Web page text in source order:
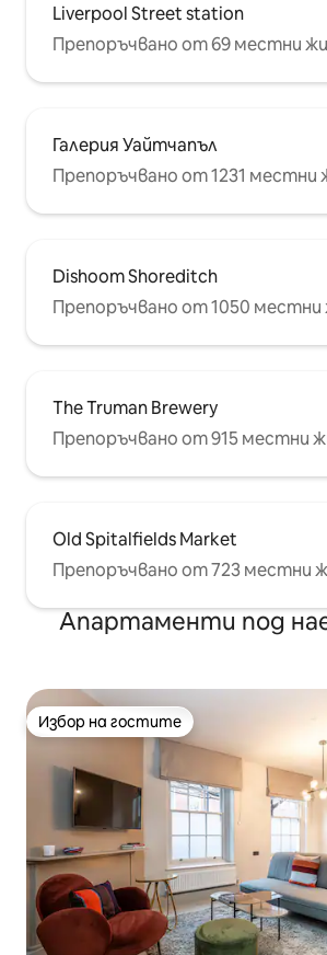
Liverpool Street station
Препоръчвано от 69 местни
Галерия Уайтчапъл
Препоръчвано от 1231 местни
Dishoom Shoreditch
Препоръчвано от 1050
The Truman Brewery
Препоръчвано от 915 местни
Old Spitalfields Market
Препоръчвано от 723 местни
Апартаменти под
Избор на гостите
Избор на гостите